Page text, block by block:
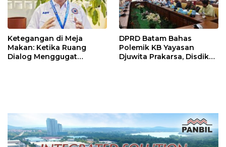
Ketegangan di Meja
Makan: Ketika Ruang
Dialog Menggugat
DPRD Batam Bahas
Polemik KB Yayasan
Djuwita Prakarsa, Disdik